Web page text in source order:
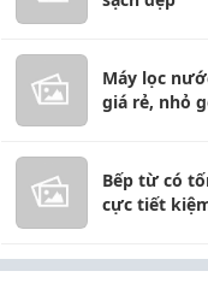
Máy lọc
giá rẻ, nhỏ
Bếp từ có
cực tiết